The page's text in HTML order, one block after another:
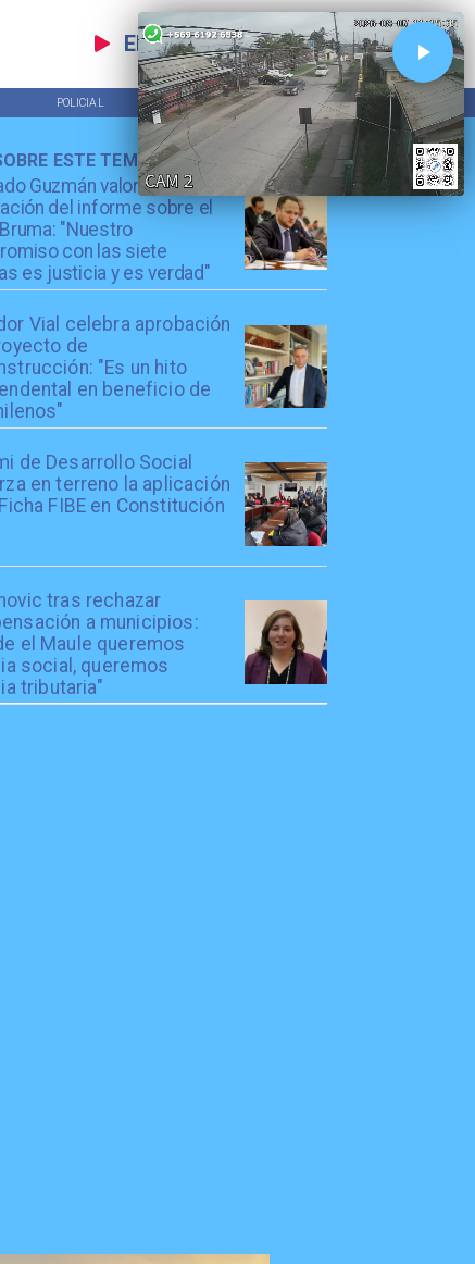
EN VIVO
POLICIAL TENDENCIAS
Guzmán valora
del informe sobre el
"Nuestro
con las siete
es justicia y es verdad"
Vial celebra aprobación
de
"Es un hito
en beneficio de
de Desarrollo Social
en terreno la aplicación
FIBE en Constitución
tras rechazar
a municipios:
el Maule queremos
social, queremos
tributaria"
ESTE TEMA